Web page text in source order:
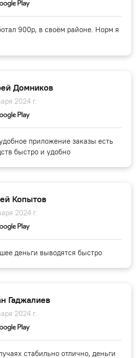
900р, в своём районе. Норм я
Домников
2024 г.
приложение заказы есть
быстро и удобно
Копытов
2024 г.
деньги выводятся быстро
Гаджалиев
2024 г.
стабильно отлично, деньги